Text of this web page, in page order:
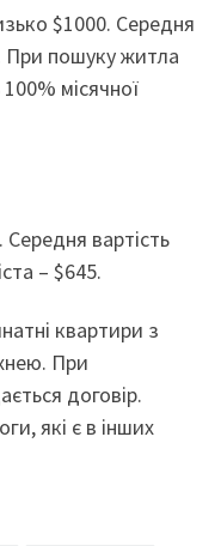
$1000. Середня
При пошуку житла
місячної
вартість
– $645.
квартири з
При
договір.
які є в інших